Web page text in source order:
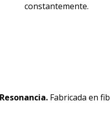
constantemente.
Fabricada en